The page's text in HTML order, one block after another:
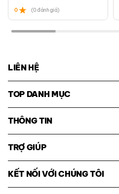
0 (0 đánh giá)
LIÊN HỆ
TOP DANH MỤC
THÔNG TIN
TRỢ GIÚP
KẾT NỐI VỚI CHÚNG TÔI